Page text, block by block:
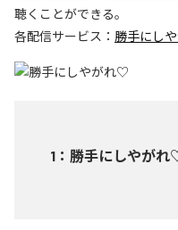
聴くことができる。
各配信サービス： 勝手にし
1 ： 勝手にしやがれ